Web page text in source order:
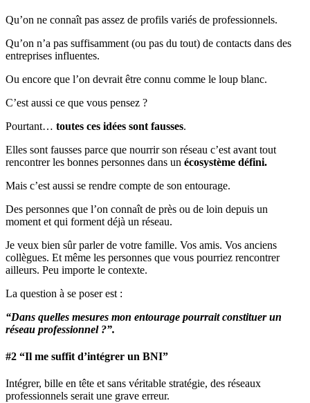
Qu’on ne connaît pas assez de profils variés de professionnels.
Qu’on n’a pas suffisamment (ou pas du tout) de contacts dans des
entreprises influentes.
Ou encore que l’on devrait être connu comme le loup blanc.
C’est aussi ce que vous pensez ?
Pourtant… toutes ces idées sont fausses.
Elles sont fausses parce que nourrir son réseau c’est avant tout
rencontrer les bonnes personnes dans un écosystème défini.
Mais c’est aussi se rendre compte de son entourage.
Des personnes que l’on connaît de près ou de loin depuis un
moment et qui forment déjà un réseau.
Je veux bien sûr parler de votre famille. Vos amis. Vos anciens
collègues. Et même les personnes que vous pourriez rencontrer
ailleurs. Peu importe le contexte.
La question à se poser est :
“Dans quelles mesures mon entourage pourrait constituer un
réseau professionnel ?”.
#2 “Il me suffit d’intégrer un BNI”
Intégrer, bille en tête et sans véritable stratégie, des réseaux
professionnels serait une grave erreur.